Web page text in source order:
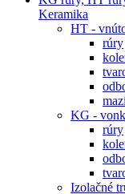
Keramika
HT -
rúry
KG -
rúry
Izolačné